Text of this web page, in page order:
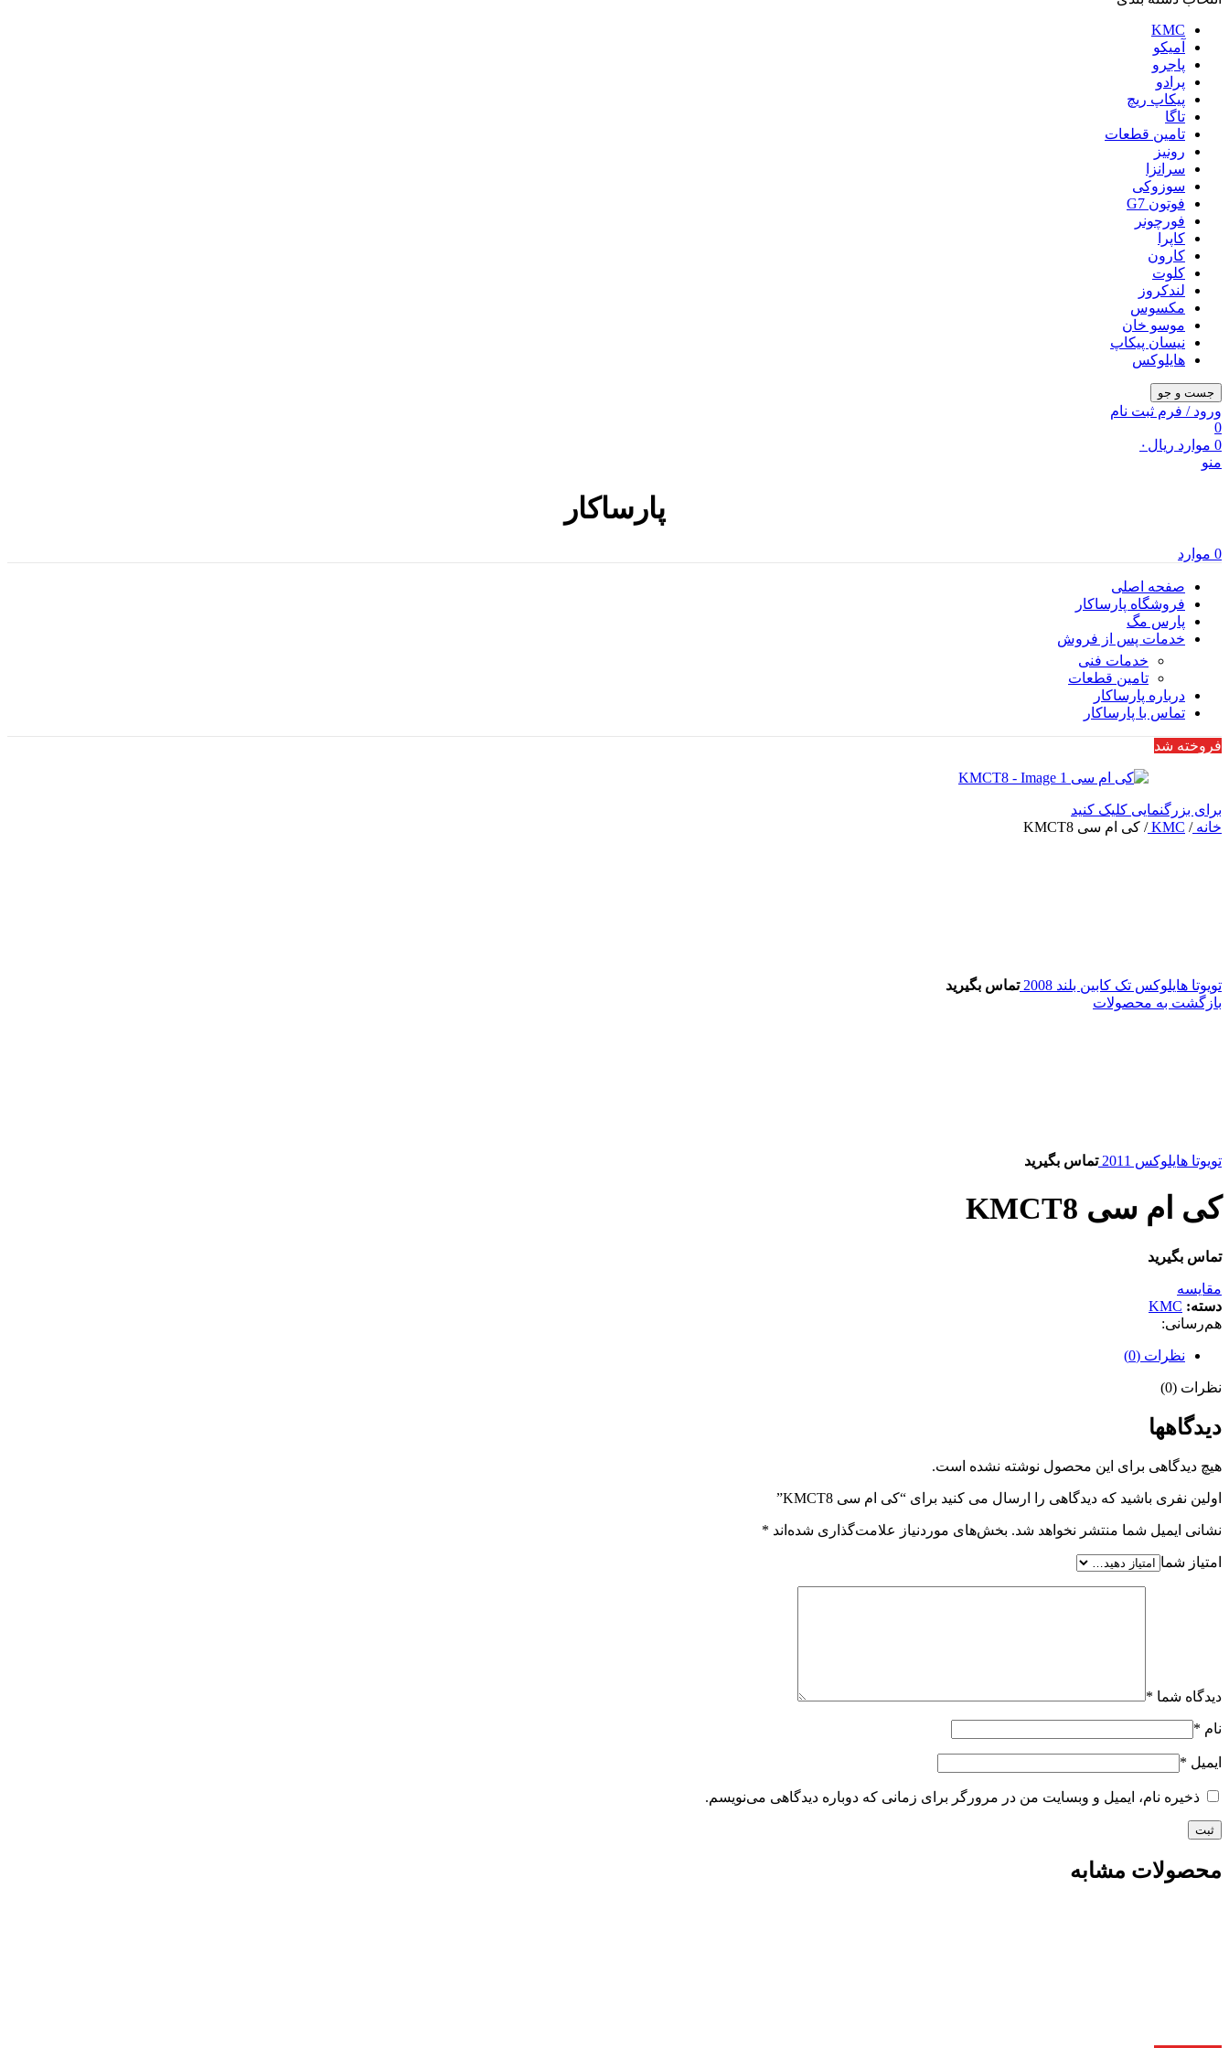
KMC
آمیکو
پاجرو
پرادو
پیکاپ ریچ
تاگا
تامین قطعات
رونیز
سرانزا
سوزوکی
فوتون G7
فورچونر
کاپرا
کارون
کلوت
لندکروز
مکسوس
موسو خان
نیسان پیکاپ
هایلوکس
جست و جو
ورود / فرم ثبت نام
0
0 موارد ریال ۰
منو
پارساکار
0 موارد
صفحه اصلی
فروشگاه پارساکار
پارس مگ
خدمات پس از فروش
خدمات فنی
تامین قطعات
درباره پارساکار
تماس با پارساکار
فروخته شد
برای بزرگنمایی کلیک کنید
خانه/
KMC
/ کی ام سی KMCT8
تویوتا هایلوکس تک کابین بلند 2008
تماس بگیرید
بازگشت به محصولات
تویوتا هایلوکس 2011 تماس بگیرید
کی ام سی KMCT8
تماس بگیرید
مقایسه
دسته: KMC
هم‌رسانی:
نظرات (0)
نظرات (0)
دیدگاهها
هیچ دیدگاهی برای این محصول نوشته نشده است.
اولین نفری باشید که دیدگاهی را ارسال می کنید برای “کی ام سی KMCT8”
نشانی ایمیل شما منتشر نخواهد شد. بخش‌های موردنیاز علامت‌گذاری شده‌اند *
امتیاز شما
دیدگاه شما *
نام *
ایمیل *
ذخیره نام، ایمیل و وبسایت من در مرورگر برای زمانی که دوباره دیدگاهی می‌نویسم.
محصولات مشابه